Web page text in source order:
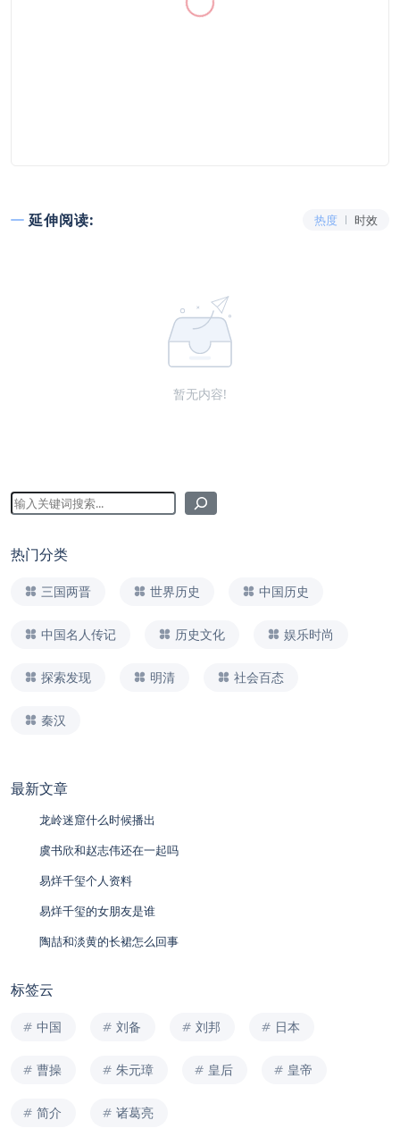
延伸阅读: 热度 时效
暂无内容!
热门分类
三国两晋 世界历史 中国历史
中国名人传记 历史文化 娱乐时尚
探索发现 明清 社会百态
秦汉
最新文章
龙岭迷窟什么时候播出
虞书欣和赵志伟还在一起吗
易烊千玺个人资料
易烊千玺的女朋友是谁
陶喆和淡黄的长裙怎么回事
标签云
中国 刘备 刘邦 日本
曹操 朱元璋 皇后 皇帝
简介 诸葛亮